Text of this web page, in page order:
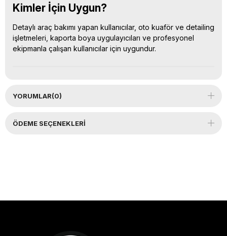
Kimler İçin Uygun?
Detaylı araç bakımı yapan kullanıcılar, oto kuaför ve detailing
işletmeleri, kaporta boya uygulayıcıları ve profesyonel
ekipmanla çalışan kullanıcılar için uygundur.
YORUMLAR(0)
ÖDEME SEÇENEKLERI